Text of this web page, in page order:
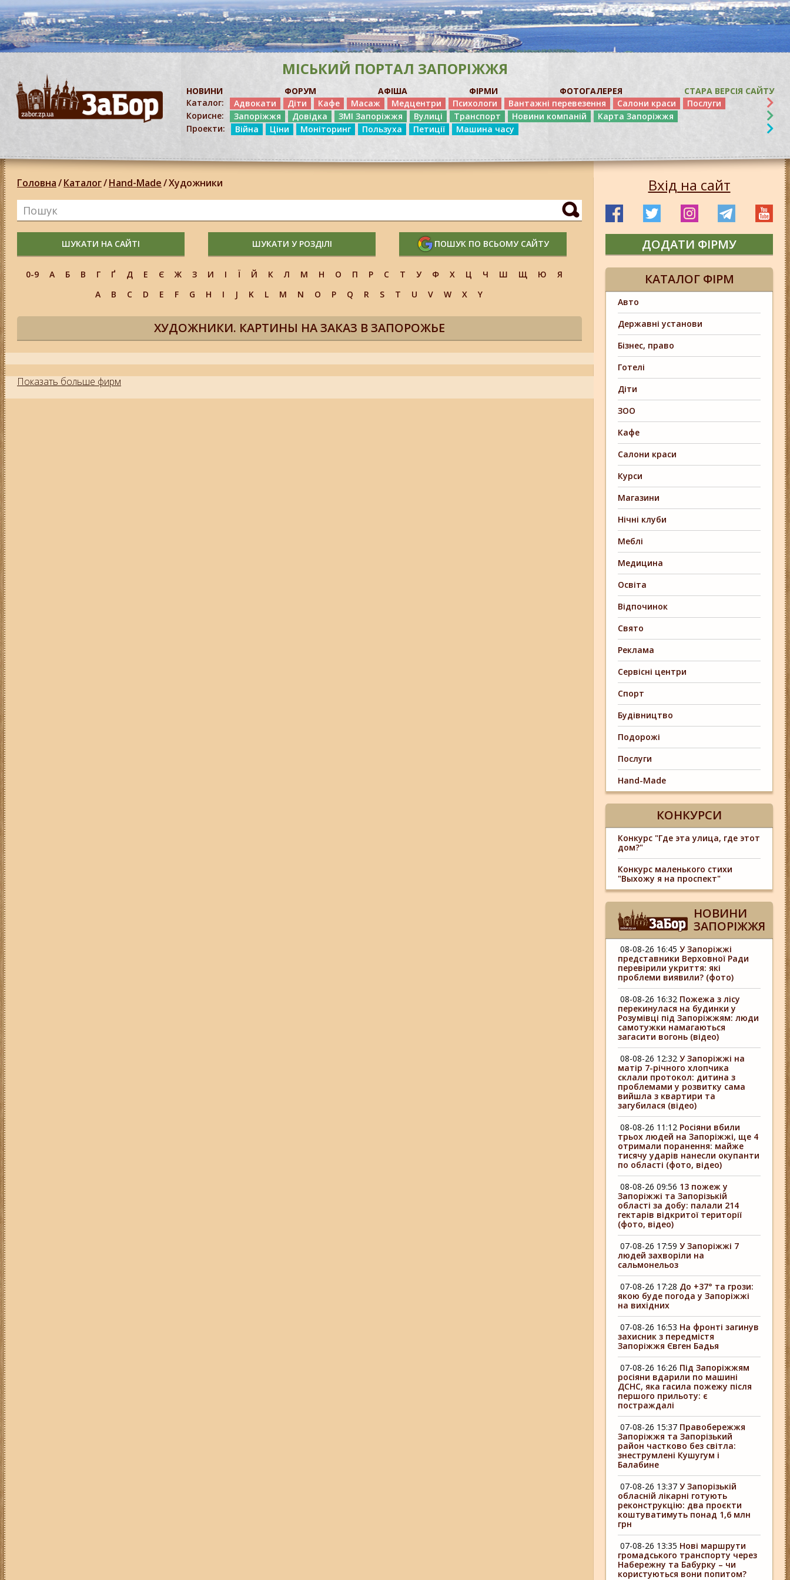
МІСЬКИЙ ПОРТАЛ ЗАПОРІЖЖЯ
НОВИНИ ФОРУМ АФІША ФІРМИ ФОТОГАЛЕРЕЯ
СТАРА ВЕРСІЯ САЙТУ
Каталог:
Адвокати Діти Кафе Масаж Медцентри Психологи Вантажні перевезення Салони краси
Послуги
Корисне:
Запоріжжя Довідка ЗМІ Запоріжжя Вулиці Транспорт Новини компаній
Карта Запоріжжя
Проекти:
Війна Ціни Моніторинг Пользуха Петиції Машина часу
Головна/Каталог/Hand-Made/Художники
ШУКАТИ НА САЙТІ ШУКАТИ У РОЗДІЛІ ПОШУК ПО ВСЬОМУ САЙТУ
0-9 А Б В Г Ґ Д Е Є Ж З И І Ї Й К Л М Н О П Р С Т У Ф Х Ц Ч Ш Щ Ю
Я
A
B C D E F G H I J K L M N O P Q R S T U V W X Y
ХУДОЖНИКИ. КАРТИНЫ НА ЗАКАЗ В ЗАПОРОЖЬЕ
Показать больше фирм
Вхід на сайт
ДОДАТИ ФІРМУ
КАТАЛОГ ФІРМ
Авто
Державні установи
Бізнес, право
Готелі
Діти
ЗОО
Кафе
Салони краси
Курси
Магазини
Нічні клуби
Меблі
Медицина
Освіта
Відпочинок
Свято
Реклама
Сервісні центри
Спорт
Будівництво
Подорожі
Послуги
Hand-Made
КОНКУРСИ
Конкурс "Где эта улица, где этот
дом?"
Конкурс маленького стихи
"Выхожу я на проспект"
НОВИНИ
ЗАПОРІЖЖЯ
08-08-26 16:45 У Запоріжжі
представники Верховної Ради
перевірили укриття: які
проблеми виявили? (фото)
08-08-26 16:32 Пожежа з лісу
перекинулася на будинки у
Розумівці під Запоріжжям: люди
самотужки намагаються
загасити вогонь (відео)
08-08-26 12:32 У Запоріжжі на
матір 7-річного хлопчика
склали протокол: дитина з
проблемами у розвитку сама
вийшла з квартири та
загубилася (відео)
08-08-26 11:12 Росіяни вбили
трьох людей на Запоріжжі, ще 4
отримали поранення: майже
тисячу ударів нанесли окупанти
по області (фото, відео)
08-08-26 09:56 13 пожеж у
Запоріжжі та Запорізькій
області за добу: палали 214
гектарів відкритої території
(фото, відео)
07-08-26 17:59 У Запоріжжі 7
людей захворіли на
сальмонельоз
07-08-26 17:28 До +37° та грози:
якою буде погода у Запоріжжі
на вихідних
07-08-26 16:53 На фронті загинув
захисник з передмістя
Запоріжжя Євген Бадья
07-08-26 16:26 Під Запоріжжям
росіяни вдарили по машині
ДСНС, яка гасила пожежу після
першого прильоту: є
постраждалі
07-08-26 15:37 Правобережжя
Запоріжжя та Запорізький
район частково без світла:
знеструмлені Кушугум і
Балабине
07-08-26 13:37 У Запорізькій
обласній лікарні готують
реконструкцію: два проєкти
коштуватимуть понад 1,6 млн
грн
07-08-26 13:35 Нові маршрути
громадського транспорту через
Набережну та Бабурку – чи
користуються вони попитом?